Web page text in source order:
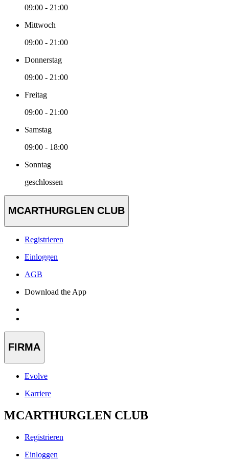
09:00 - 21:00
Mittwoch
09:00 - 21:00
Donnerstag
09:00 - 21:00
Freitag
09:00 - 21:00
Samstag
09:00 - 18:00
Sonntag
geschlossen
MCARTHURGLEN CLUB
Registrieren
Einloggen
AGB
Download the App
FIRMA
Evolve
Karriere
MCARTHURGLEN CLUB
Registrieren
Einloggen